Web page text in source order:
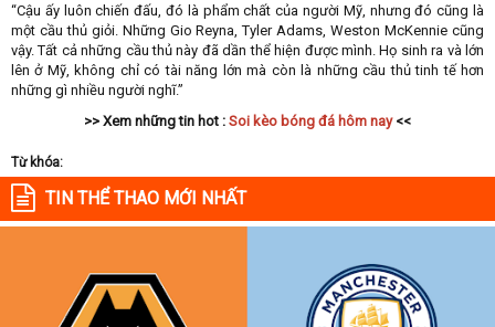
“Cậu ấy luôn chiến đấu, đó là phẩm chất của người Mỹ, nhưng đó cũng là
một cầu thủ giỏi. Những Gio Reyna, Tyler Adams, Weston McKennie cũng
vậy. Tất cả những cầu thủ này đã dần thể hiện được mình. Họ sinh ra và lớn
lên ở Mỹ, không chỉ có tài năng lớn mà còn là những cầu thủ tinh tế hơn
những gì nhiều người nghĩ.”
>> Xem những tin hot : Soi kèo bóng đá hôm nay<<
Từ khóa:
TIN THỂ THAO MỚI NHẤT